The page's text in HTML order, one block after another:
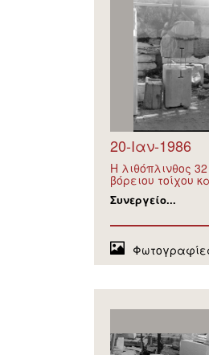
20-Ιαν-1986
Η λιθόπλινθος
βόρειου τοίχου
Συνεργείο...